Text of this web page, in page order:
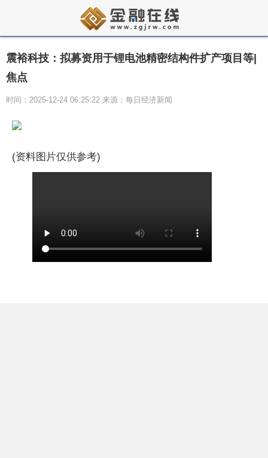
震裕科技：拟募资用于锂电池精密结构件扩产项目等|
焦点
时间：2025-12-24 06:25:22 来源：每日经济新闻
(资料图片仅供参考)